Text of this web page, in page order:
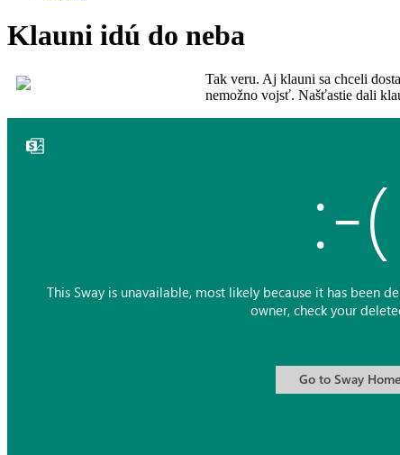
Klauni idú do neba
Tak veru. Aj klauni sa chceli
nemožno vojsť. Našťastie dali